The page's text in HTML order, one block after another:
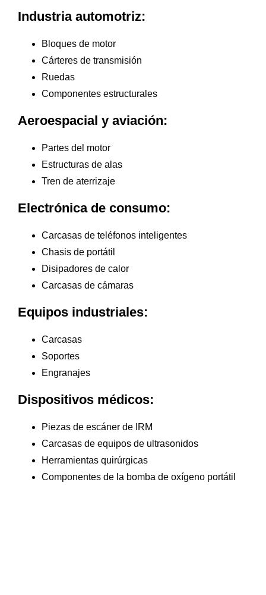
Industria automotriz:
Bloques de motor
Cárteres de transmisión
Ruedas
Componentes estructurales
Aeroespacial y aviación:
Partes del motor
Estructuras de alas
Tren de aterrizaje
Electrónica de consumo:
Carcasas de teléfonos inteligentes
Chasis de portátil
Disipadores de calor
Carcasas de cámaras
Equipos industriales:
Carcasas
Soportes
Engranajes
Dispositivos médicos:
Piezas de escáner de IRM
Carcasas de equipos de ultrasonidos
Herramientas quirúrgicas
Componentes de la bomba de oxígeno portátil